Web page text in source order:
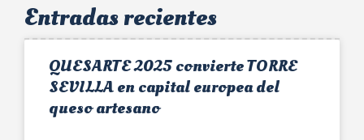
Entradas recientes
QUESARTE 2025 convierte TORRE
SEVILLA en capital europea del
queso artesano